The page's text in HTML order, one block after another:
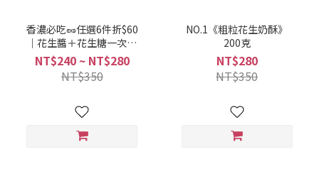
香濃必吃🥜任選6件折$60
｜花生醬＋花生糖一次滿
NT$240 ~ NT$280
NT$350
NO.1《粗粒花生奶酥》
200克
NT$280
NT$350